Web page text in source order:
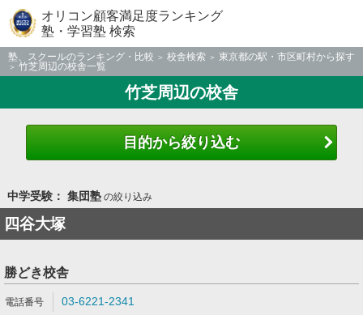
オリコン顧客満足度ランキング
塾・学習塾 検索
塾、スクールのランキング・比較 校舎検索
東京都の駅・市区町村から探す
竹芝周辺の校舎一覧
竹芝周辺の校舎
目的から絞り込む
中学受験： 集団塾の絞り込み
四谷大塚
勝どき校舎
03-6221-2341